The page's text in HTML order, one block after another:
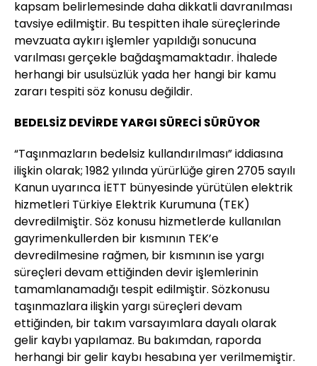
kapsam belirlemesinde daha dikkatli davranılması
tavsiye edilmiştir. Bu tespitten ihale süreçlerinde
mevzuata aykırı işlemler yapıldığı sonucuna
varılması gerçekle bağdaşmamaktadır. İhalede
herhangi bir usulsüzlük yada her hangi bir kamu
zararı tespiti söz konusu değildir.
BEDELSİZ DEVİRDE YARGI SÜRECİ SÜRÜYOR
“Taşınmazların bedelsiz kullandırılması” iddiasına
ilişkin olarak; 1982 yılında yürürlüğe giren 2705 sayılı
Kanun uyarınca İETT bünyesinde yürütülen elektrik
hizmetleri Türkiye Elektrik Kurumuna (TEK)
devredilmiştir. Söz konusu hizmetlerde kullanılan
gayrimenkullerden bir kısmının TEK’e
devredilmesine rağmen, bir kısmının ise yargı
süreçleri devam ettiğinden devir işlemlerinin
tamamlanamadığı tespit edilmiştir. Sözkonusu
taşınmazlara ilişkin yargı süreçleri devam
ettiğinden, bir takım varsayımlara dayalı olarak
gelir kaybı yapılamaz. Bu bakımdan, raporda
herhangi bir gelir kaybı hesabına yer verilmemiştir.